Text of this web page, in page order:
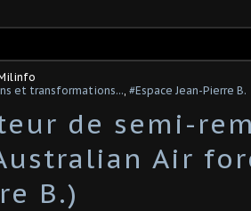
et transformations..., #Espace Jean-Pierre B.
de semi-
Air
B.)